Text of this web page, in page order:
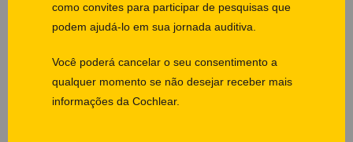
como convites para participar de pesquisas que
podem ajudá-lo em sua jornada auditiva.
Você poderá cancelar o seu consentimento a
qualquer momento se não desejar receber mais
informações da Cochlear.